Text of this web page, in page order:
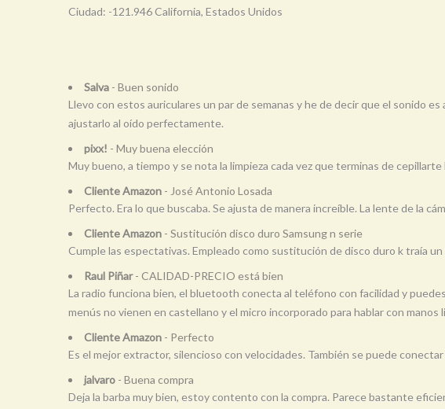
Ciudad: -121.946 California, Estados Unidos
Salva - Buen sonido
Llevo con estos auriculares un par de semanas y he de decir que el sonido
ajustarlo al oído perfectamente.
pixx! - Muy buena elección
Muy bueno, a tiempo y se nota la limpieza cada vez que terminas de
Cliente Amazon - José Antonio Losada
Perfecto. Era lo que buscaba. Se ajusta de manera increíble. La lente de la
Cliente Amazon - Sustitución disco duro Samsung n serie
Cumple las espectativas. Empleado como sustitución de disco duro k traía
Raul Piñar- CALIDAD-PRECIO está bien
La radio funciona bien, el bluetooth conecta al teléfono con facilidad y
menús no vienen en castellano y el micro incorporado para hablar con
Cliente Amazon - Perfecto
Es el mejor extractor, silencioso con velocidades. También se puede
jalvaro - Buena compra
Deja la barba muy bien, estoy contento con la compra. Parece bastante